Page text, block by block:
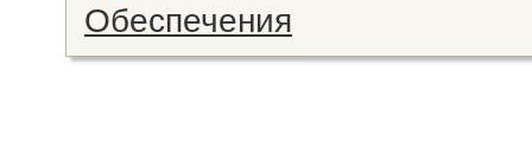
Обеспечения